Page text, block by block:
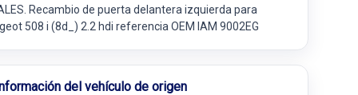
Recambio de puerta delantera izquierda para
508 i (8d_) 2.2 hdi referencia OEM IAM 9002EG
del vehículo de origen